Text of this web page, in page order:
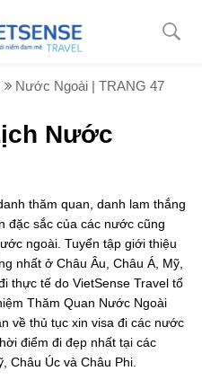
Nước Ngoài | TRANG 47
Nước
thăm quan, danh lam thắng
đặc sắc của các nước cũng
ngoài. Tuyển tập giới thiệu
nhất ở Châu Âu, Châu Á, Mỹ,
thực tế do VietSense Travel tổ
Thăm Quan Nước Ngoài
về thủ tục xin visa đi các nước
điểm đi đẹp nhất tại các
Châu Úc và Châu Phi.